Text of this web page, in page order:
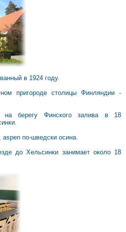
в 1924 году.
пригороде столицы Финляндии -
на берегу Финского залива в 18
по-шведски осина.
до Хельсинки занимает около 18